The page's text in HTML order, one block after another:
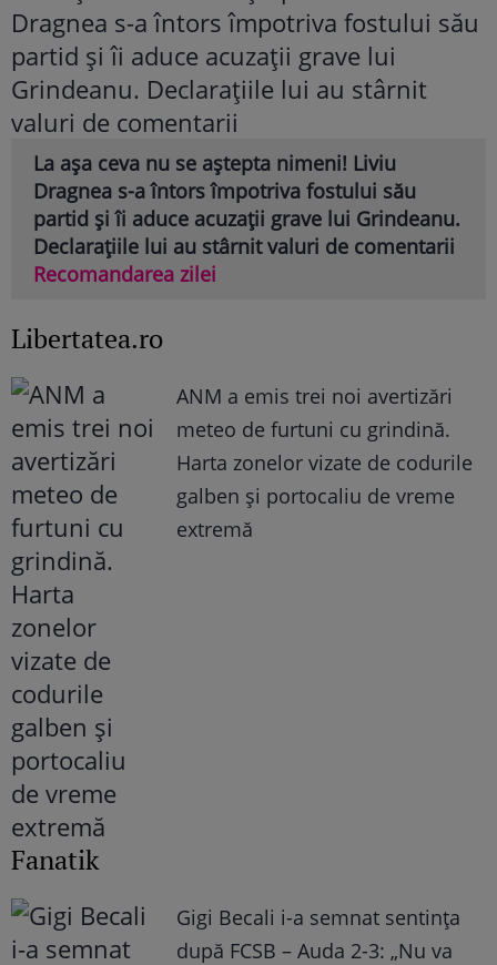
La așa ceva nu se aștepta nimeni! Liviu
Dragnea s-a întors împotriva fostului său
partid și îi aduce acuzații grave lui Grindeanu.
Declarațiile lui au stârnit valuri de comentarii
Recomandarea zilei
Libertatea.ro
ANM a emis trei noi avertizări
meteo de furtuni cu grindină.
Harta zonelor vizate de codurile
galben și portocaliu de vreme
extremă
Fanatik
Gigi Becali i-a semnat sentința
după FCSB – Auda 2-3: „Nu va